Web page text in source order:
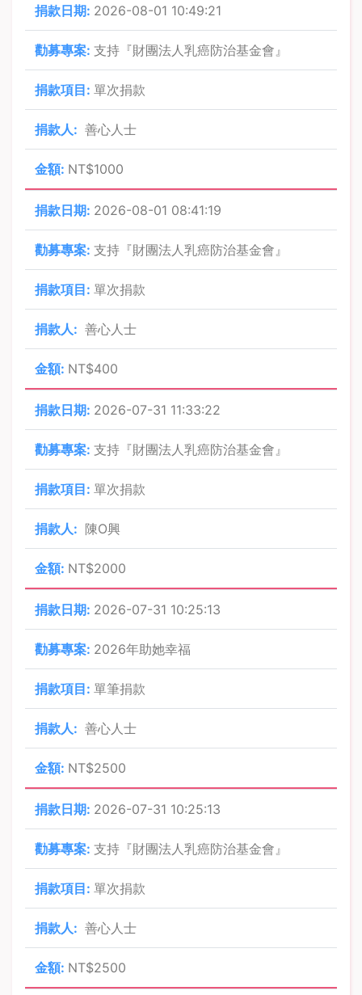
2026-08-01 10:49:21
支持『財團法人乳癌防治基金會』
單次捐款
善心人士
NT$1000
2026-08-01 08:41:19
支持『財團法人乳癌防治基金會』
單次捐款
善心人士
NT$400
2026-07-31 11:33:22
支持『財團法人乳癌防治基金會』
單次捐款
陳O興
NT$2000
2026-07-31 10:25:13
2026年助她幸福
單筆捐款
善心人士
NT$2500
2026-07-31 10:25:13
支持『財團法人乳癌防治基金會』
單次捐款
善心人士
NT$2500